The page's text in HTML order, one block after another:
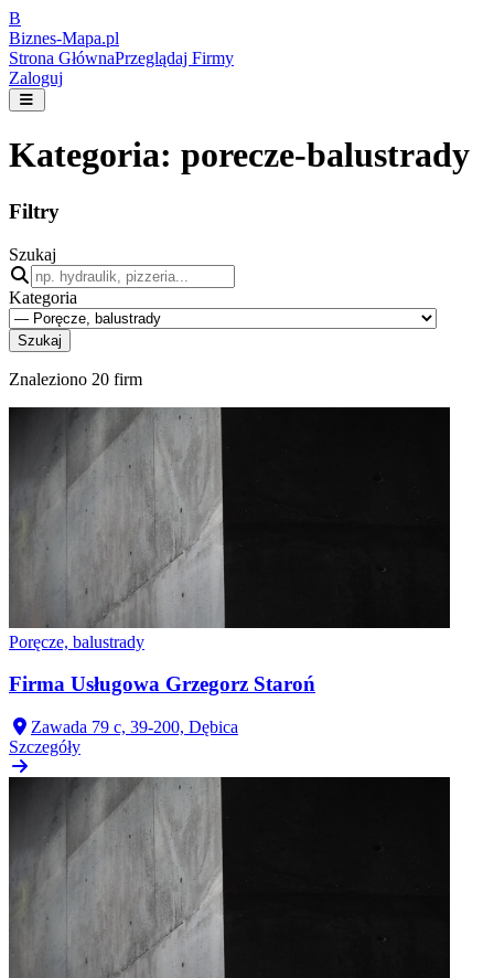
B
Biznes-Mapa.pl
Strona GłównaPrzeglądaj Firmy
Zaloguj
Kategoria: porecze-balustrady
Filtry
Szukaj
Kategoria
Szukaj
Znaleziono 20 firm
Poręcze, balustrady
Firma Usługowa Grzegorz Staroń
Zawada 79 c, 39-200, Dębica
Szczegóły